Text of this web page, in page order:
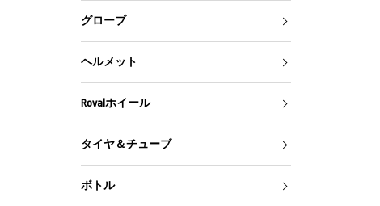
グローブ
ヘルメット
Rovalホイール
タイヤ＆チューブ
ボトル